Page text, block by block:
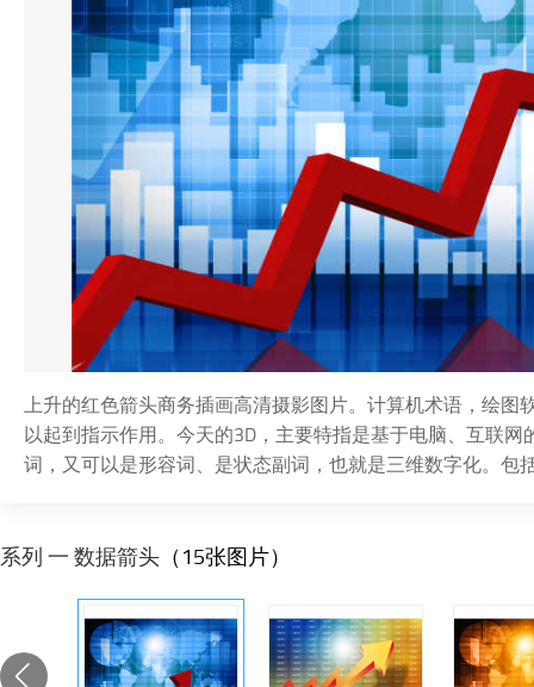
上升的红色箭头商务插画高清摄影图片。计算机术语，绘
以起到指示作用。今天的3D，主要特指是基于电脑、互联
词，又可以是形容词、是状态副词，也就是三维数字化。包
系列 一 数据箭头 （15张图片）